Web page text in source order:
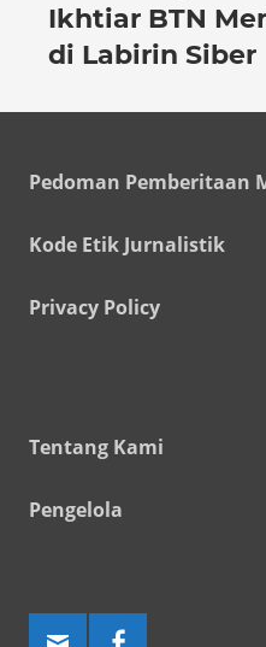
Ikhtiar BTN
di Labirin Siber
Pedoman Pemberitaan
Kode Etik Jurnalistik
Privacy Policy
Tentang Kami
Pengelola